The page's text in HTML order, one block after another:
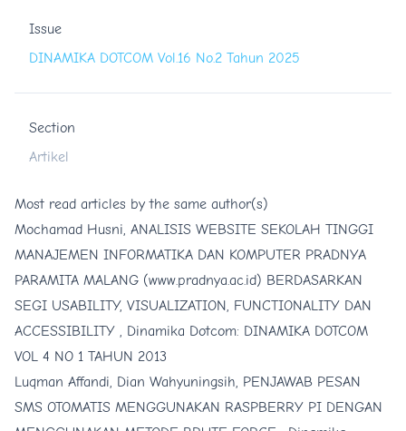
Issue
DINAMIKA DOTCOM Vol.16 No.2 Tahun 2025
Section
Artikel
Most read articles by the same author(s)
Mochamad Husni, ANALISIS WEBSITE SEKOLAH TINGGI
MANAJEMEN INFORMATIKA DAN KOMPUTER PRADNYA
PARAMITA MALANG (www.pradnya.ac.id) BERDASARKAN
SEGI USABILITY, VISUALIZATION, FUNCTIONALITY DAN
ACCESSIBILITY , Dinamika Dotcom: DINAMIKA DOTCOM
VOL 4 NO 1 TAHUN 2013
Luqman Affandi, Dian Wahyuningsih, PENJAWAB PESAN
SMS OTOMATIS MENGGUNAKAN RASPBERRY PI DENGAN